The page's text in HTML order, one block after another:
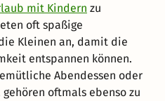
mit Kindern zu
oft spaßige
Kleinen an, damit die
entspannen können.
Abendessen oder
oftmals ebenso zu